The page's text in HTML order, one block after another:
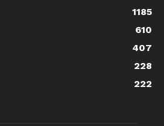
1185
610
407
228
222